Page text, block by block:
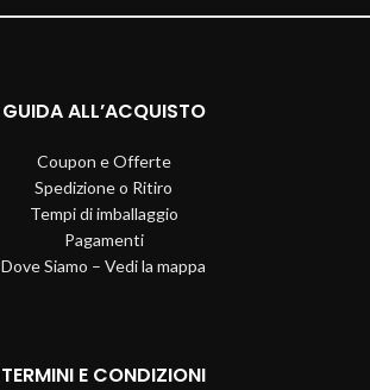
GUIDA ALL’ACQUISTO
Coupon e Offerte
Spedizione o Ritiro
Tempi di imballaggio
Pagamenti
Dove Siamo – Vedi la mappa
TERMINI E CONDIZIONI